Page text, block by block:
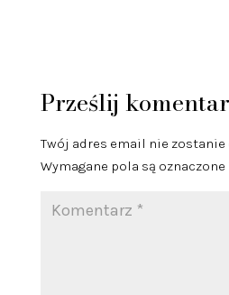
Prześlij
Twój adres email nie
Wymagane pola są oznaczone